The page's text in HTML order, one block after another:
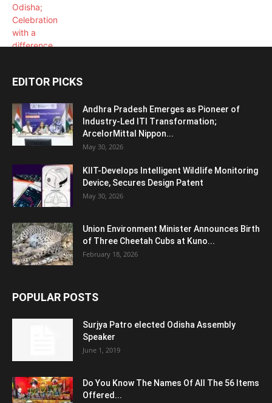
EDITOR PICKS
Andhra Pradesh Emerges as Pioneer of
Industry-Led ITI Transformation;
ArcelorMittal Nippon...
May 30, 2026
KIIT-Develops Intelligent Wildlife Monitoring
Device, Secures Design Patent
May 30, 2026
Union Environment Minister Announces Birth
of Three Cheetah Cubs at Kuno...
February 18, 2026
POPULAR POSTS
Surjya Patro elected Odisha Assembly
Speaker
June 1, 2019
Do You Know The Names Of All The 56 Items
Offered...